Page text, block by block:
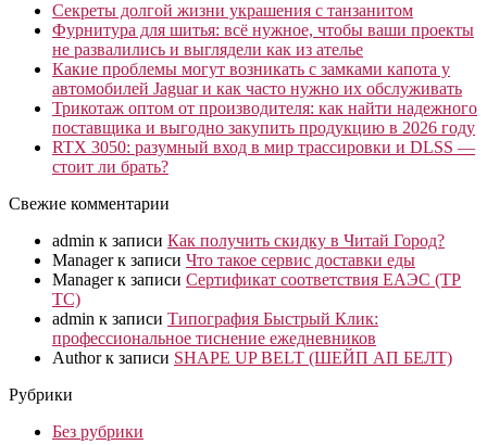
Секреты долгой жизни украшения с танзанитом
Фурнитура для шитья: всё нужное, чтобы ваши проекты
не развалились и выглядели как из ателье
Какие проблемы могут возникать с замками капота у
автомобилей Jaguar и как часто нужно их обслуживать
Трикотаж оптом от производителя: как найти надежного
поставщика и выгодно закупить продукцию в 2026 году
RTX 3050: разумный вход в мир трассировки и DLSS —
стоит ли брать?
Свежие комментарии
admin к записи Как получить скидку в Читай Город?
Managerк записи Что такое сервис доставки еды
Managerк записи Сертификат соответствия ЕАЭС (ТР
ТС)
admin к записи Типография Быстрый Клик:
профессиональное тиснение ежедневников
Authorк записи SHAPE UP BELT (ШЕЙП АП БЕЛТ)
Рубрики
Без рубрики